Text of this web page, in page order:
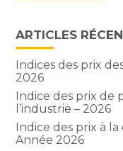
ARTICLES
Indices des prix
2026
Indice des prix
l’industrie – 2026
Indice des prix à
Année 2026